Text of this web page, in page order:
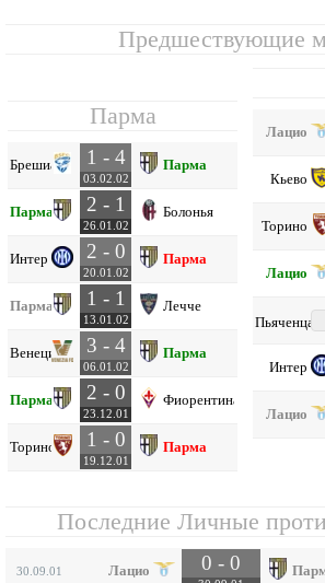
Предшествующие
Парма
Брешиа 1 - 4
03.02.02
Парма
Парма 2 - 1
26.01.02
Болонья
Интер 2 - 0
20.01.02
Парма
Парма 1 - 1
13.01.02
Лечче
Венеция 3 - 4
06.01.02
Парма
Парма 2 - 0
23.12.01
Фиорентина
Торино 1 - 0
19.12.01
Парма
Лацио
Кьево
Торино
Лацио
Пьяченца
Интер
Лацио
Последние Личные
30.09.01 Лацио 0 - 0